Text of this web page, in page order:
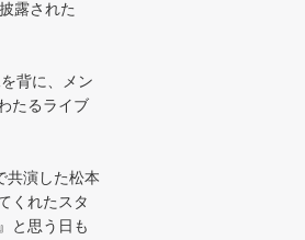
露された
背に、メン
たるライブ
共演した松本
くれたスタ
と思う日も